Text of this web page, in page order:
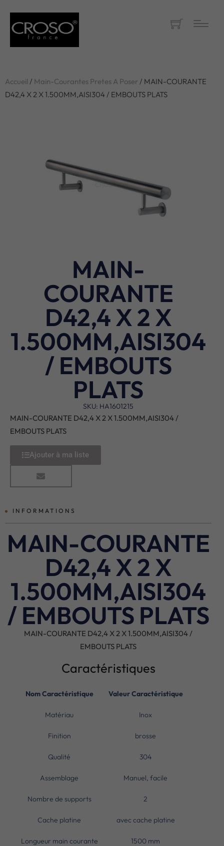
Accueil / Main-Courantes Pretes A Poser/ MAIN-COURANTE
D42,4 X 2 X 1.500MM,AISI304 / EMBOUTS PLATS
MAIN-
COURANTE
D42,4 X 2 X
1.500MM,AISI304
/ EMBOUTS
PLATS
SKU: HA1601215
MAIN-COURANTE D42,4 X 2 X 1.500MM,AISI304 /
EMBOUTS PLATS
Ajouter à ma liste
INFORMATIONS
MAIN-COURANTE
D42,4 X 2 X
1.500MM,AISI304
/ EMBOUTS PLATS
MAIN-COURANTE D42,4 X 2 X 1.500MM,AISI304 /
EMBOUTS PLATS
Caractéristiques
Nom Caractéristique Valeur Caractéristique
Matériau Inox
Finition brosse
Qualité 304
Assemblage Manuel, facile
Nombre de supports 2
Cache platine avec cache platine
Longueur main courante 1500 mm